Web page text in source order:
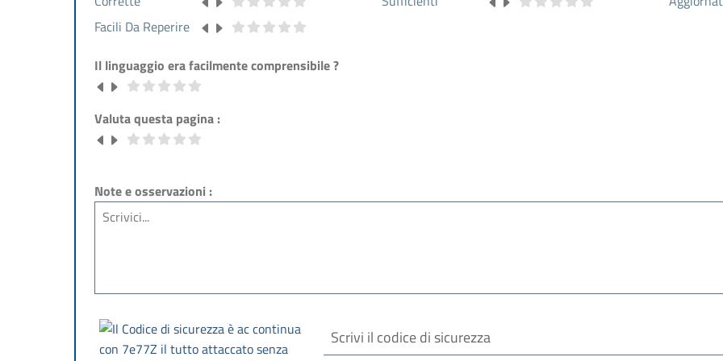
Facili Da Reperire
Il linguaggio era facilmente comprensibile ?
Valuta questa pagina :
Note e osservazioni :